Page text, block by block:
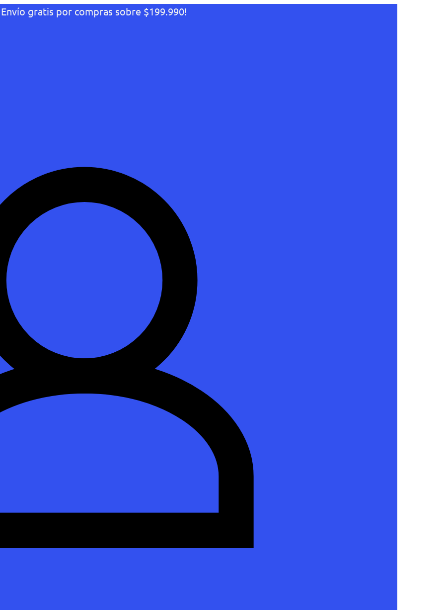
gratis por compras sobre $199.990!